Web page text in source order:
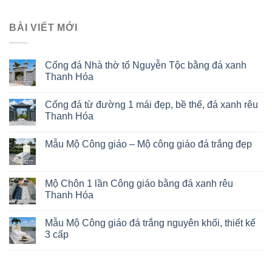
BÀI VIẾT MỚI
Cổng đá Nhà thờ tổ Nguyễn Tộc bằng đá xanh
Thanh Hóa
Cổng đá từ đường 1 mái đẹp, bề thế, đá xanh rêu
Thanh Hóa
Mẫu Mộ Công giáo – Mộ công giáo đá trắng đẹp
Mộ Chôn 1 lần Công giáo bằng đá xanh rêu
Thanh Hóa
Mẫu Mộ Công giáo đá trắng nguyên khối, thiết kế
3 cấp